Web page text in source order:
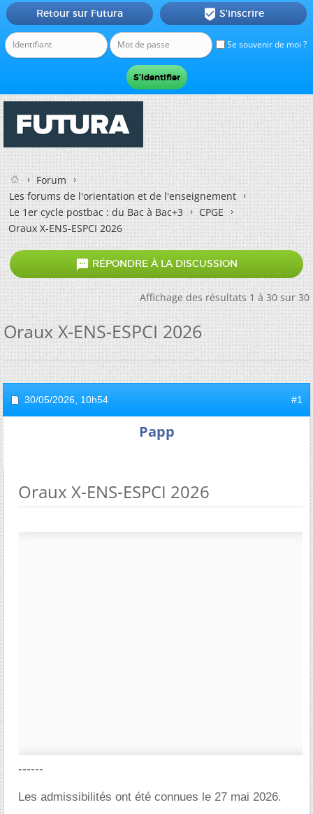
Se souvenir de moi ?
Retour sur Futura  S'inscrire
Forum
Les forums de l'orientation et de l'enseignement
Le 1er cycle postbac : du Bac à Bac+3
CPGE
Oraux X-ENS-ESPCI 2026
 RÉPONDRE À LA DISCUSSION
Affichage des résultats 1 à 30 sur 30
Oraux X-ENS-ESPCI 2026
30/05/2026, 10h54 #1
Papp
Oraux X-ENS-ESPCI 2026
------
Les admissibilités ont été connues le 27 mai 2026.